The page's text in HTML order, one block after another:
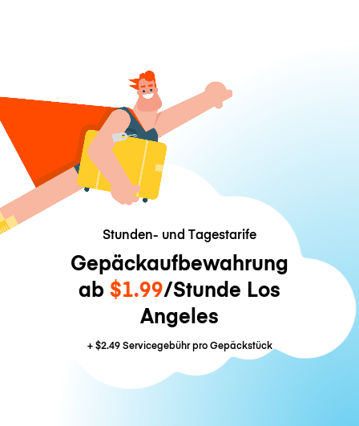
Stunden- und Tagestarife
Gepäckaufbewahrung
ab $1.99/Stunde Los
Angeles
+$2.49Servicegebühr pro Gepäckstück